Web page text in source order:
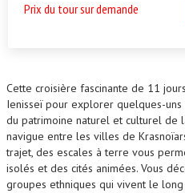
Prix du tour sur demande
Cette croisière fascinante de 11
Ienisseï pour explorer quelques-
du patrimoine naturel et culturel de
navigue entre les villes de
trajet, des escales à terre vous
isolés et des cités animées. Vous
groupes ethniques qui vivent le